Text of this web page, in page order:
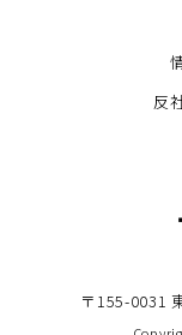
反
〒155-0031